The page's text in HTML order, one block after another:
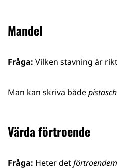
Mandel
Fråga: Vilken stavning är
Man kan skriva bådepistasch
Värda förtroende
Fråga: Heter det